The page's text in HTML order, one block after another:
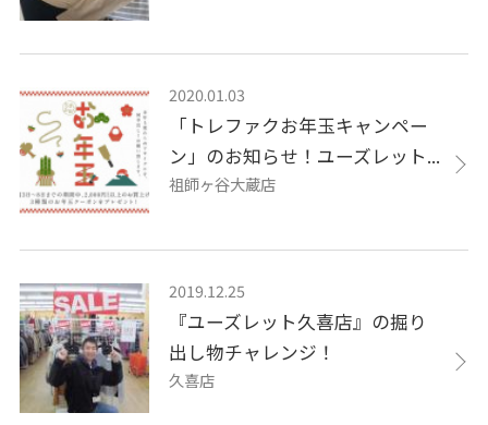
2020.01.03
「トレファクお年玉キャンペー
ン」のお知らせ！ユーズレット...
祖師ヶ谷大蔵店
2019.12.25
『ユーズレット久喜店』の掘り
出し物チャレンジ！
久喜店